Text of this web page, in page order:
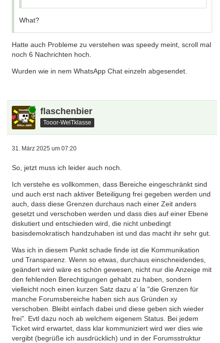
What?
Hatte auch Probleme zu verstehen was speedy meint, scroll mal
noch 6 Nachrichten hoch.
Wurden wie in nem WhatsApp Chat einzeln abgesendet.
Online flaschenbier
Tooor-WelTklasse
31. März 2025 um 07:20
So, jetzt muss ich leider auch noch.
Ich verstehe es vollkommen, dass Bereiche eingeschränkt sind
und auch erst nach aktiver Beteiligung frei gegeben werden und
auch, dass diese Grenzen durchaus nach einer Zeit anders
gesetzt und verschoben werden und dass dies auf einer Ebene
diskutiert und entschieden wird, die nicht unbedingt
basisdemokratisch handzuhaben ist und das macht ihr sehr gut.
Was ich in diesem Punkt schade finde ist die Kommunikation
und Transparenz. Wenn so etwas, durchaus einschneidendes,
geändert wird wäre es schön gewesen, nicht nur die Anzeige mit
den fehlenden Berechtigungen gehabt zu haben, sondern
vielleicht noch einen kurzen Satz dazu a' la "die Grenzen für
manche Forumsbereiche haben sich aus Gründen xy
verschoben. Bleibt einfach dabei und diese geben sich wieder
frei". Evtl dazu noch ab welchem eigenem Status. Bei jedem
Ticket wird erwartet, dass klar kommuniziert wird wer dies wie
vergibt (begrüße ich ausdrücklich) und in der Forumsstruktur